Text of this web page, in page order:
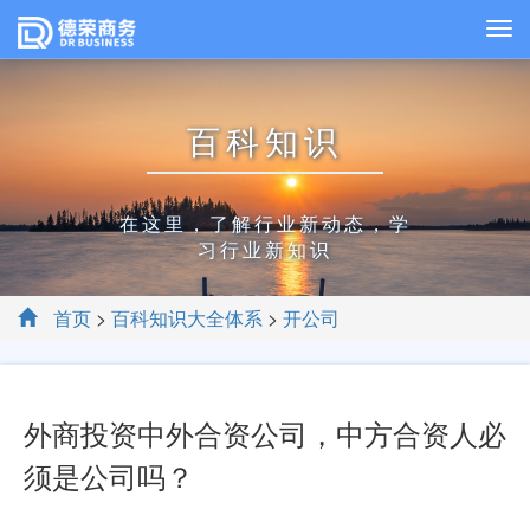
百科知识
在这里，了解行业新动态，学
习行业新知识
首页 > 百科知识大全体系 > 开公司
外商投资中外合资公司，中方合资人必
须是公司吗？